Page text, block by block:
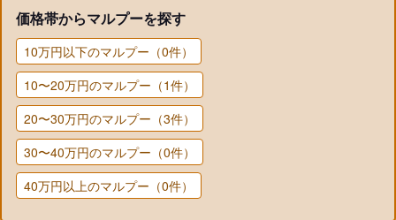
価格帯からマルプーを探す
10万円以下のマルプー（0件）
10〜20万円のマルプー（1件）
20〜30万円のマルプー（3件）
30〜40万円のマルプー（0件）
40万円以上のマルプー（0件）